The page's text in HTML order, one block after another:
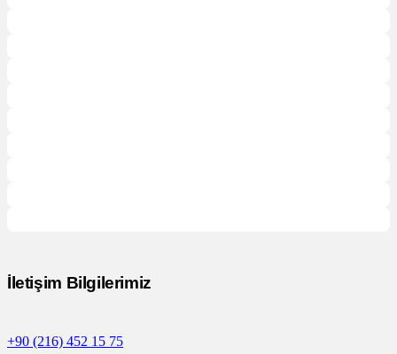
İletişim Bilgilerimiz
+90 (216) 452 15 75